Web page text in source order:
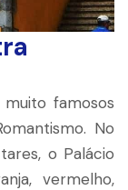
famosos
No
o Palácio
vermelho,